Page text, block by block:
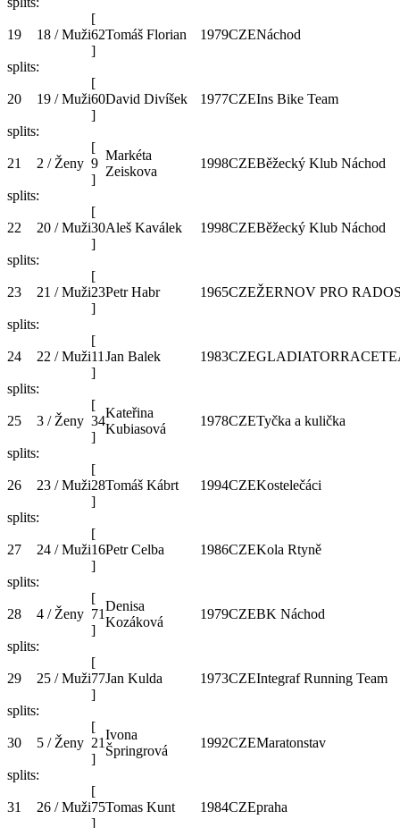
19 18 / Muži
[
62
]
Tomáš Florian 1979CZENáchod
splits:
20 19 / Muži
[
60
]
David Divíšek 1977CZEIns Bike Team
splits:
21 2 / Ženy
[
9
]
Markéta
Zeiskova
1998CZEBěžecký Klub Náchod
splits:
22 20 / Muži
[
30
]
Aleš Kaválek 1998CZEBěžecký Klub Náchod
splits:
23 21 / Muži
[
23
]
Petr Habr 1965CZEŽERNOV PRO
splits:
24 22 / Muži
[
11
]
Jan Balek 1983CZE
splits:
25 3 / Ženy
[
34
]
Kateřina
Kubiasová
1978CZETyčka a kulička
splits:
26 23 / Muži
[
28
]
Tomáš Kábrt 1994CZEKostelečáci
splits:
27 24 / Muži
[
16
]
Petr Celba 1986CZEKola Rtyně
splits:
28 4 / Ženy
[
71
]
Denisa
Kozáková
1979CZEBK Náchod
splits:
29 25 / Muži
[
77
]
Jan Kulda 1973CZEIntegraf Running Team
splits:
30 5 / Ženy
[
21
]
Ivona
Špringrová
1992CZEMaratonstav
splits:
31 26 / Muži
[
75
]
Tomas Kunt 1984CZEpraha